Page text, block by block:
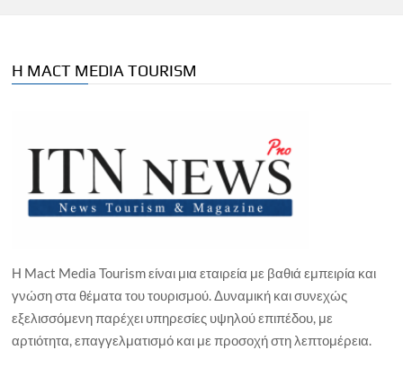
Η MACT MEDIA TOURISM
Η Mact Media Tourism είναι μια εταιρεία με βαθιά εμπειρία και
γνώση στα θέματα του τουρισμού. Δυναμική και συνεχώς
εξελισσόμενη παρέχει υπηρεσίες υψηλού επιπέδου, με
αρτιότητα, επαγγελματισμό και με προσοχή στη λεπτομέρεια.